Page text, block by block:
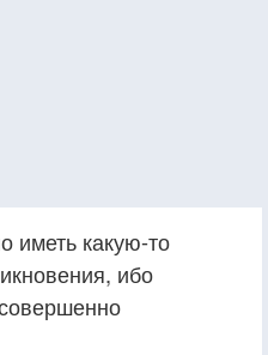
иметь какую-то
ибо